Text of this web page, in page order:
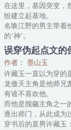
在这里，基因突变，
纷建立起基地。
名唤江野的男主带着
的‘神’。
柏尘竹穿过来的身体
心口要死要活，偏偏
负他的人就多了。
正好，索性他也不怎
一片阴影笼罩住了他
江野顶着身后人灼热
误穿伪起点文的
作者： 墨山玉
许藏玉一直以为穿的
龙傲天主角是他师兄
有谁不喜欢他。
而他是觊觎主角之一
逐出师门，从此成为
穿书后的直男许藏玉